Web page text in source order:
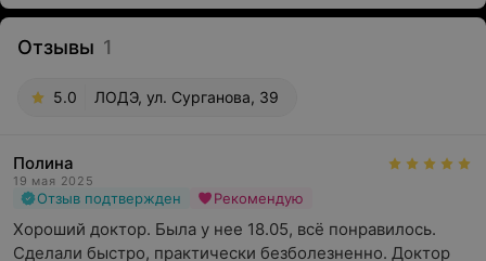
Отзывы 1
5.0 ЛОДЭ, ул. Сурганова, 39
Полина
19 мая 2025
Отзыв подтвержден Рекомендую
Хороший доктор. Была у нее 18.05, всё понравилось.
Сделали быстро, практически безболезненно. Доктор